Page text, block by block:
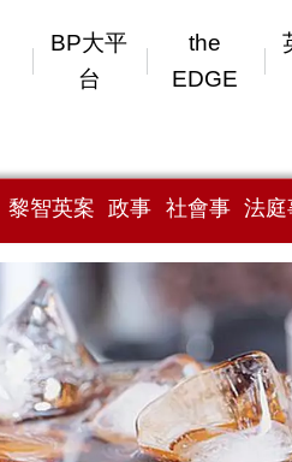
BP大平
台
the
EDGE
黎智英案 政事 社會事 法庭